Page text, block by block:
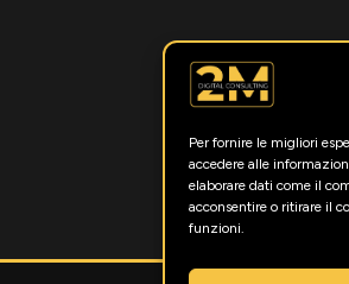
Per fornire le migliori
accedere alle
elaborare dati come il
acconsentire o ritirare il
funzioni.